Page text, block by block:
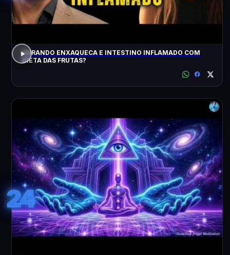
CURANDO ENXAQUECA E INTESTINO INFLAMADO COM
DIETA DAS FRUTAS?
24